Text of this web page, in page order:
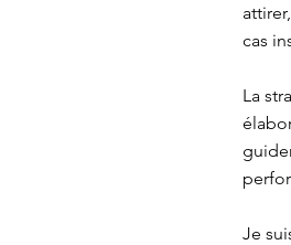
cas
La
Je